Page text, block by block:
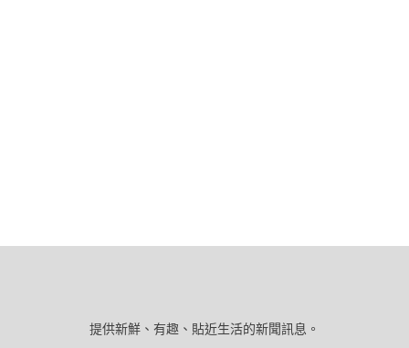
提供新鮮、有趣、貼近生活的新聞訊息。